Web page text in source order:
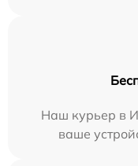
Наш курьер в
ваше